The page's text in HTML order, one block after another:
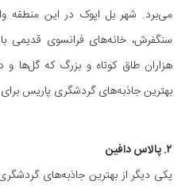
می‌برد. شهر بل اپوک در این منطقه
سنگفرش، خانه‌های فرانسوی قدیمی
هزاران طاق کوتاه و بزرگ که گل‌ها و
بهترین جاذبه‌های گردشگری پاریس
۲. پالاس دافین
یکی دیگر از بهترین جاذبه‌های